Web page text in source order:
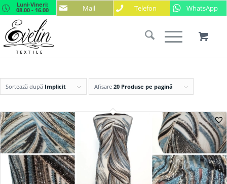
Mail Telefon WhatsApp
Luni-Vineri:
08.00 - 16.00
Sortează după Implicit Afisare 20 Produse pe pagină